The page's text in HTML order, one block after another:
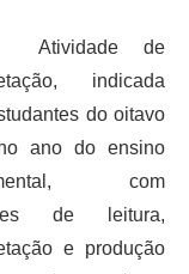
de
indicada
do oitavo
ano do ensino
com
de leitura,
e produção